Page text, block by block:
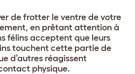
de frotter le ventre de votre
en prêtant attention à
félins acceptent que leurs
touchent cette partie de
d’autres réagissent
physique.